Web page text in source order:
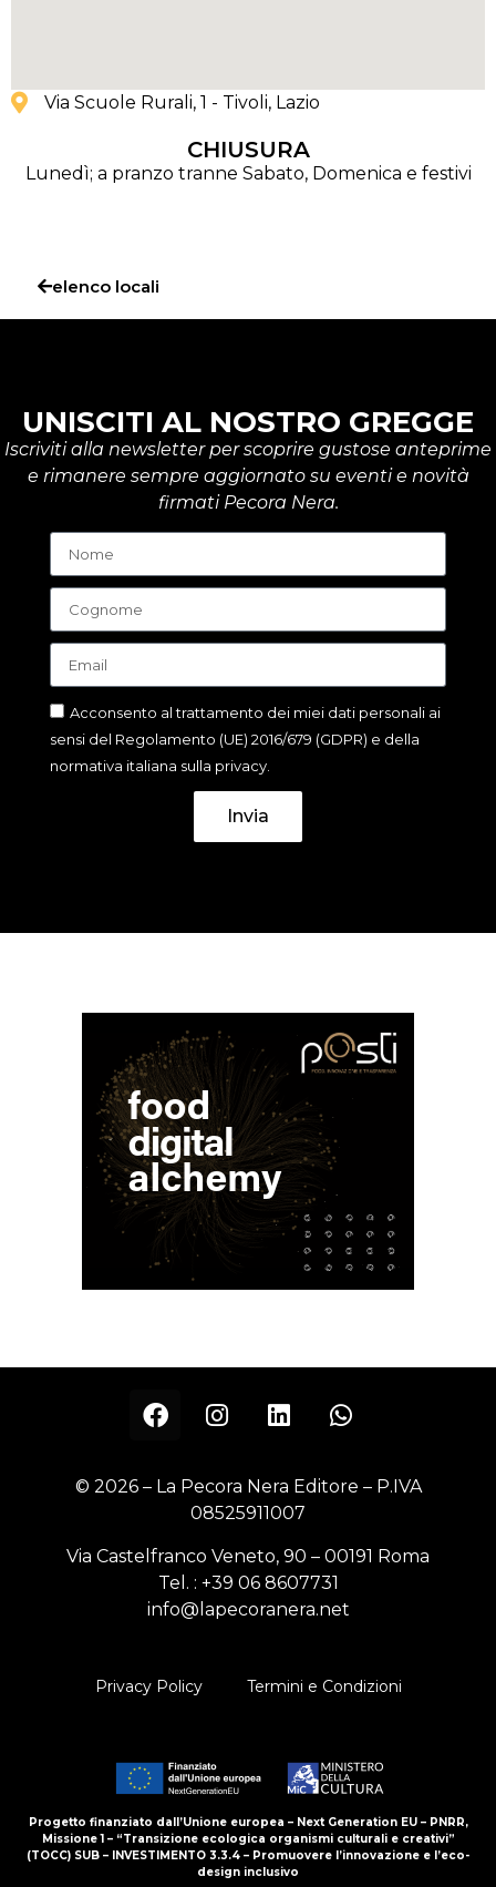
Via Scuole Rurali, 1 - Tivoli, Lazio
CHIUSURA
Lunedì; a pranzo tranne Sabato, Domenica e festivi
elenco locali
UNISCITI AL NOSTRO GREGGE
Iscriviti alla newsletter per scoprire gustose anteprime
e rimanere sempre aggiornato su eventi e novità
firmati Pecora Nera.
Acconsento al trattamento dei miei dati personali ai
sensi del Regolamento (UE) 2016/679 (GDPR) e della
normativa italiana sulla privacy.
Invia
© 2026 – La Pecora Nera Editore – P.IVA
08525911007
Via Castelfranco Veneto, 90 – 00191 Roma
Tel. : +39 06 8607731
info@lapecoranera.net
Privacy Policy Termini e Condizioni
Progetto finanziato dall’Unione europea – Next Generation EU – PNRR,
Missione 1 – “Transizione ecologica organismi culturali e creativi”
(TOCC) SUB – INVESTIMENTO 3.3.4 – Promuovere l’innovazione e l’eco-
design inclusivo